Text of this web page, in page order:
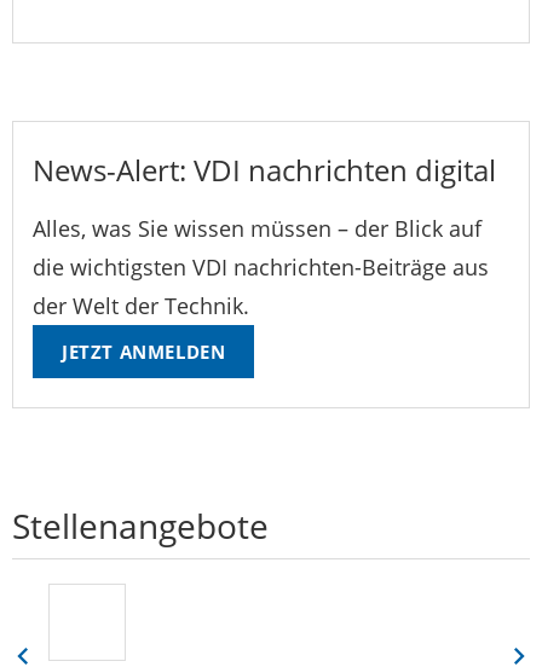
News-Alert: VDI nachrichten digital
Alles, was Sie wissen müssen – der Blick auf
die wichtigsten VDI nachrichten-Beiträge aus
der Welt der Technik.
JETZT ANMELDEN
Stellenangebote